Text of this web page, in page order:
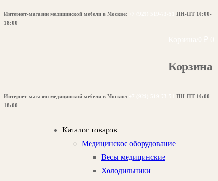
Перейти
к
Меню
Закрыть
Интернет-магазин медицинской мебели в Москве:
ПН-ПТ 10:00-
18:00
Корзина
Интернет-магазин медицинской мебели в Москве:
ПН-ПТ 10:00-
18:00
Каталог товаров
Медицинское оборудование
Весы медицинские
Холодильники